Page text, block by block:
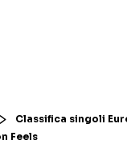
Classifica singoli
Feels